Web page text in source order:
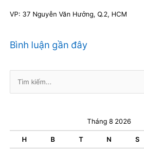
VP: 37 Nguyễn Văn Hưởng, Q.2, HCM
Bình luận gần đây
kiếm:
Tháng 8 2026
H B T N S